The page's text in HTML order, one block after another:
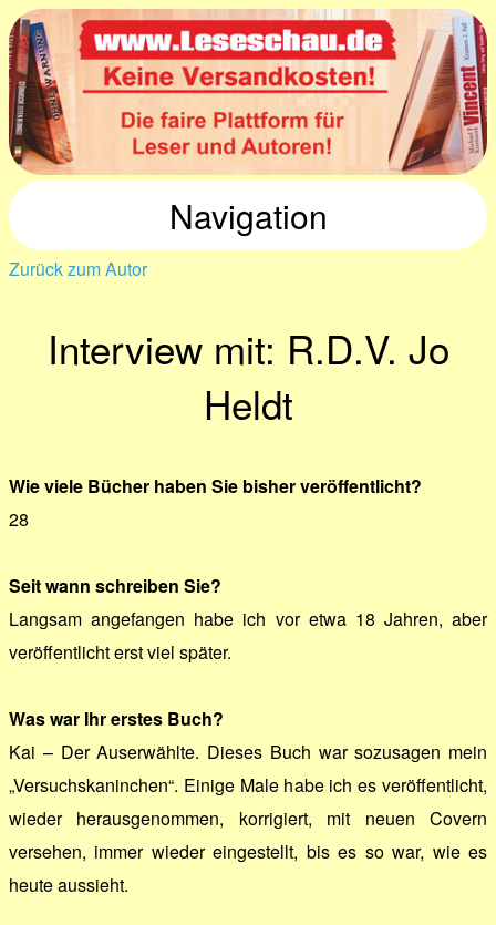
Navigation
Zurück zum Autor
Interview mit: R.D.V. Jo
Heldt
Wie viele Bücher haben Sie bisher veröffentlicht?
28
Seit wann schreiben Sie?
Langsam angefangen habe ich vor etwa 18 Jahren, aber
veröffentlicht erst viel später.
Was war Ihr erstes Buch?
Kai – Der Auserwählte. Dieses Buch war sozusagen mein
„Versuchskaninchen“. Einige Male habe ich es veröffentlicht,
wieder herausgenommen, korrigiert, mit neuen Covern
versehen, immer wieder eingestellt, bis es so war, wie es
heute aussieht.